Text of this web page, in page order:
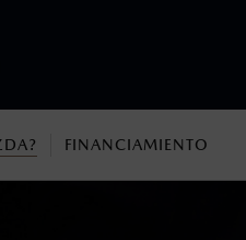
FINANCIAMIENTO
indicados en